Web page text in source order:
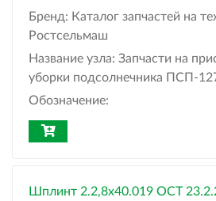
Бренд: Каталог запчастей на
Ростсельмаш
Название узла: Запчасти на
уборки подсолнечника ПСП-
Обозначение:
Шплинт 2.2,8х40.019 ОСТ